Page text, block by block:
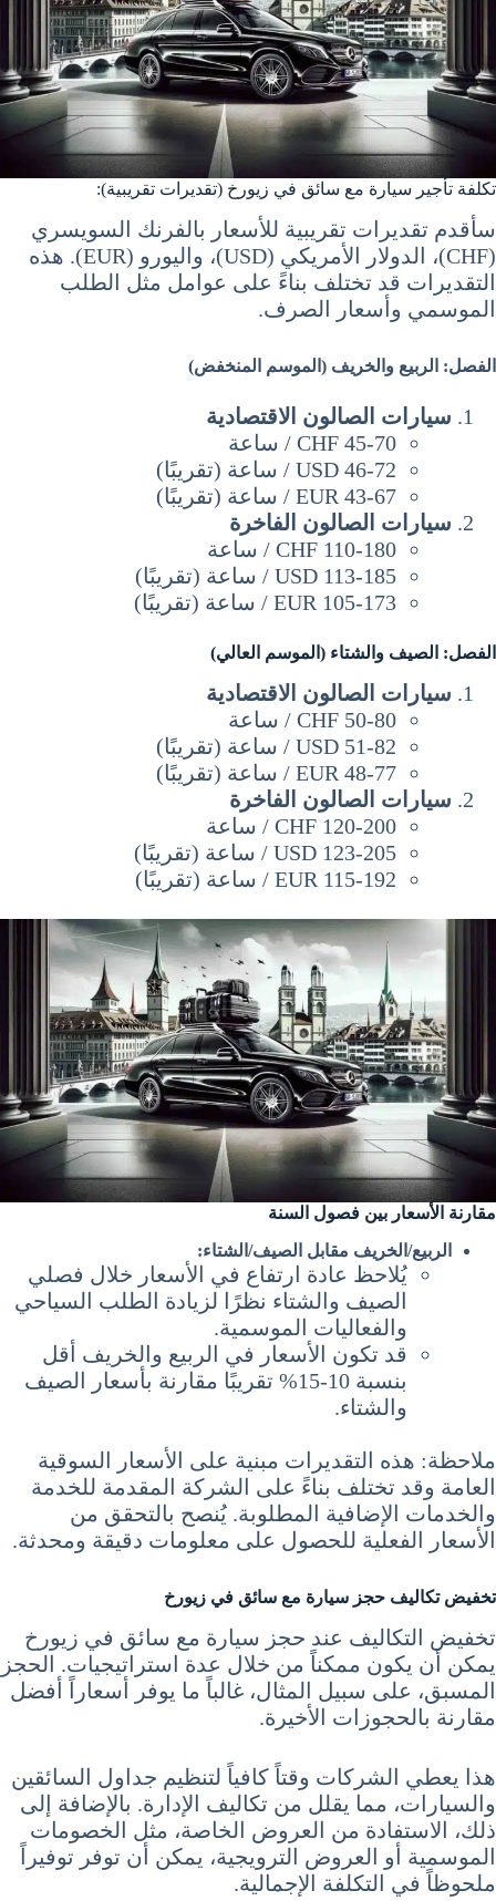
تكلفة تأجير سيارة مع سائق في زيورخ (تقديرات تقريبية):
سأقدم تقديرات تقريبية للأسعار بالفرنك السويسري
(CHF)، الدولار الأمريكي (USD)، واليورو (EUR). هذه
التقديرات قد تختلف بناءً على عوامل مثل الطلب
الموسمي وأسعار الصرف.
الفصل: الربيع والخريف (الموسم المنخفض)
سيارات الصالون الاقتصادية
CHF 45-70 / ساعة
USD 46-72 / ساعة (تقريبًا)
EUR 43-67 / ساعة (تقريبًا)
سيارات الصالون الفاخرة
CHF 110-180 / ساعة
USD 113-185 / ساعة (تقريبًا)
EUR 105-173 / ساعة (تقريبًا)
الفصل: الصيف والشتاء (الموسم العالي)
سيارات الصالون الاقتصادية
CHF 50-80 / ساعة
USD 51-82 / ساعة (تقريبًا)
EUR 48-77 / ساعة (تقريبًا)
سيارات الصالون الفاخرة
CHF 120-200 / ساعة
USD 123-205 / ساعة (تقريبًا)
EUR 115-192 / ساعة (تقريبًا)
مقارنة الأسعار بين فصول السنة
الربيع/الخريف مقابل الصيف/الشتاء:
يُلاحظ عادة ارتفاع في الأسعار خلال فصلي
الصيف والشتاء نظرًا لزيادة الطلب السياحي
والفعاليات الموسمية.
قد تكون الأسعار في الربيع والخريف أقل
بنسبة 10-15% تقريبًا مقارنة بأسعار الصيف
والشتاء.
ملاحظة: هذه التقديرات مبنية على الأسعار السوقية
العامة وقد تختلف بناءً على الشركة المقدمة للخدمة
والخدمات الإضافية المطلوبة. يُنصح بالتحقق من
الأسعار الفعلية للحصول على معلومات دقيقة ومحدثة.
تخفيض تكاليف حجز سيارة مع سائق في زيورخ
تخفيض التكاليف عند حجز سيارة مع سائق في زيورخ
يمكن أن يكون ممكناً من خلال عدة استراتيجيات. الحجز
المسبق، على سبيل المثال، غالباً ما يوفر أسعاراً أفضل
مقارنة بالحجوزات الأخيرة.
هذا يعطي الشركات وقتاً كافياً لتنظيم جداول السائقين
والسيارات، مما يقلل من تكاليف الإدارة. بالإضافة إلى
ذلك، الاستفادة من العروض الخاصة، مثل الخصومات
الموسمية أو العروض الترويجية، يمكن أن توفر توفيراً
ملحوظاً في التكلفة الإجمالية.